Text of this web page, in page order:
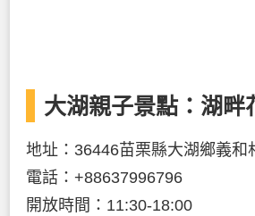
大湖親子景點：湖畔
地址：36446苗栗縣大湖鄉義和
電話：+88637996796
開放時間：11:30-18:00